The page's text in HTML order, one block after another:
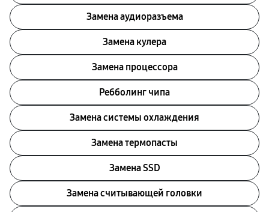
Замена аудиоразъема
Замена кулера
Замена процессора
Ребболинг чипа
Замена системы охлаждения
Замена термопасты
Замена SSD
Замена считывающей головки